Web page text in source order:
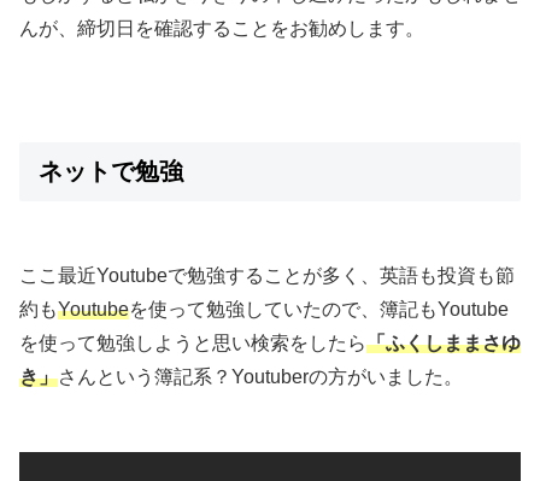
んが、締切日を確認することをお勧めします。
ネットで勉強
ここ最近Youtubeで勉強することが多く、英語も投資も節
約もYoutubeを使って勉強していたので、簿記もYoutube
を使って勉強しようと思い検索をしたら「ふくしままさゆ
き」さんという簿記系？Youtuberの方がいました。